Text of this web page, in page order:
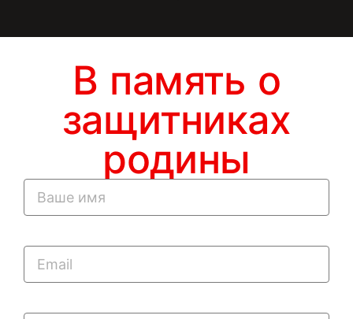
В память о
защитниках
родины